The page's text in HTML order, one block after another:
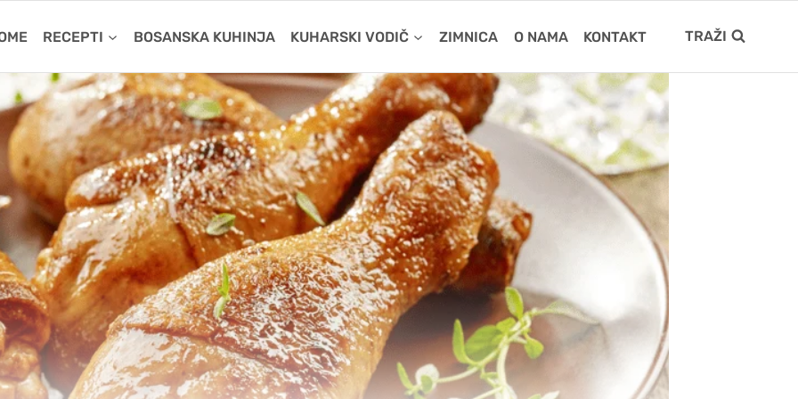
RECEPTI BOSANSKA KUHINJA KUHARSKI VODIČ ZIMNICA O NAMA KONTAKT TRAŽI